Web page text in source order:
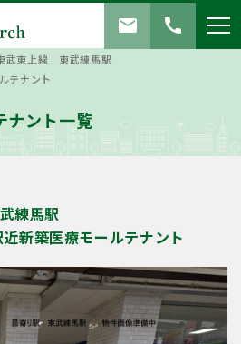
call
mail
武東上線 東武練馬駅
テナント
ナント一覧
練馬駅
新築医療モールテナント